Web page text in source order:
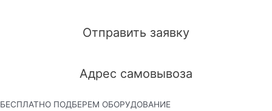
Отправить заявку
Адрес самовывоза
БЕСПЛАТНО ПОДБЕРЕМ ОБОРУДОВАНИЕ